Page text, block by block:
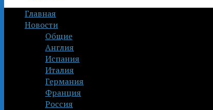
Главная
Новости
Общие
Англия
Испания
Италия
Германия
Франция
Россия